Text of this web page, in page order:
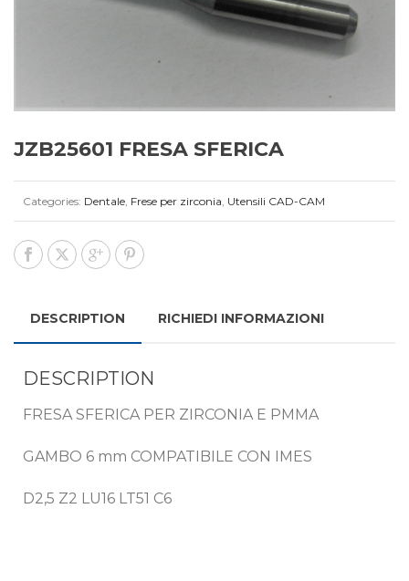
JZB25601 FRESA SFERICA
Categories: Dentale, Frese per zirconia, Utensili CAD-CAM
DESCRIPTION RICHIEDI INFORMAZIONI
DESCRIPTION
FRESA SFERICA PER ZIRCONIA E PMMA
GAMBO 6 mm COMPATIBILE CON IMES
D2,5 Z2 LU16 LT51 C6